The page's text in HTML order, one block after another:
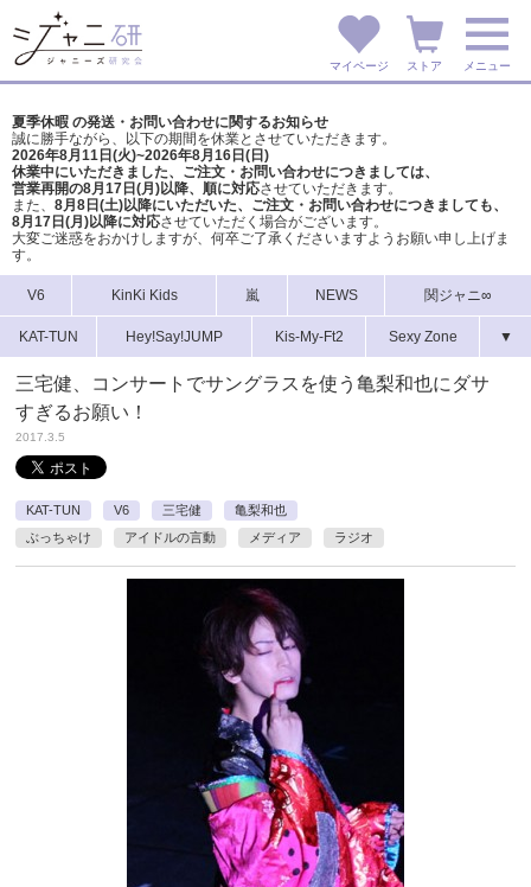
マイページ ストア メニュー
夏季休暇 の発送・お問い合わせに関するお知らせ
誠に勝手ながら、以下の期間を休業とさせていただきます。
2026年8月11日(火)~2026年8月16日(日)
休業中にいただきました、ご注文・お問い合わせにつきましては、
営業再開の8月17日(月)以降、順に対応させていただきます。
また、 8月8日(土)以降にいただいた、ご注文・ お問い合わせにつきましても、
8月17日(月)以降に対応させていただく場合がございます。
大変ご迷惑をおかけしますが、 何卒ご了承くださいますようお願い申し上げま
す。
V6 KinKi Kids 嵐 NEWS 関ジャニ∞
KAT-TUN Hey!Say!JUMP Kis-My-Ft2 Sexy Zone ▼
三宅健、コンサートでサングラスを使う亀梨和也にダサ
すぎるお願い！
2017.3.5
KAT-TUN V6 三宅健
亀梨和也
ぶっちゃけ
アイドルの言動 メディア ラジオ